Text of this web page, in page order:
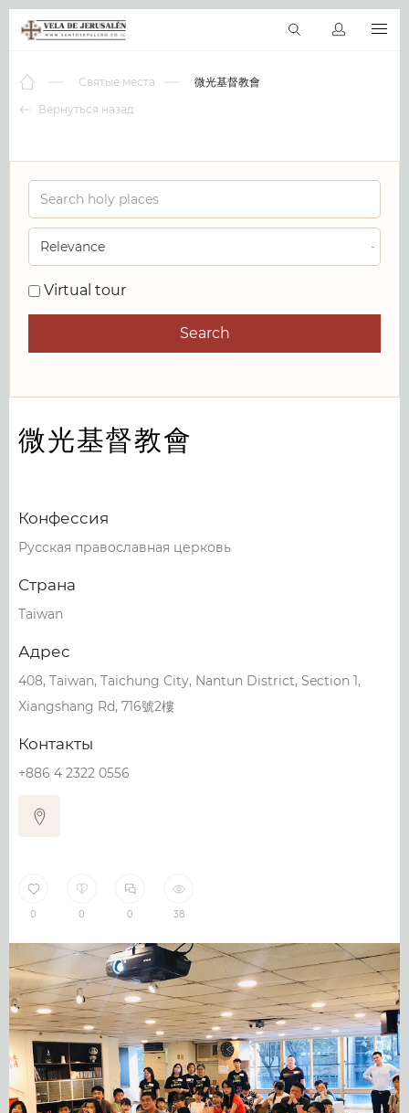
Виртуальные туры
RU
Вернуться назад
Святые места 微光基督教會
Virtual tour
Search
微光基督教會
Конфессия
Русская православная церковь
Страна
Taiwan
Адрес
408, Taiwan, Taichung City, Nantun District, Section 1,
Xiangshang Rd, 716號2樓
Контакты
+886 4 2322 0556
0 0 0 38